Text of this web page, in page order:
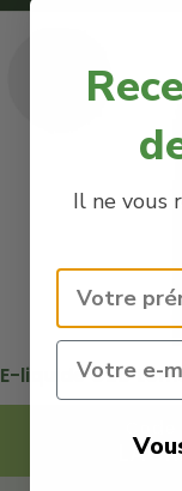
E-liquide CBD
Il ne vous